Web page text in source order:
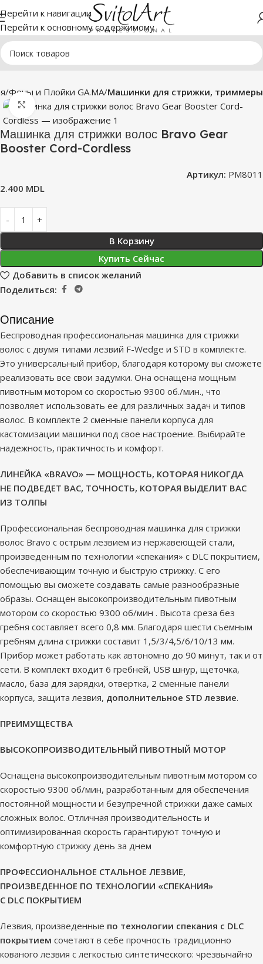
Перейти к навигации
Перейти к основному содержимому
Фены и Плойки GA.MA Машинки для стрижки, триммеры
Нажмите, чтобы увеличить
Машинка для стрижки волос Bravo Gear
Booster Cord-Cordless
Артикул: PM8011
2.400 MDL
В Корзину
Купить Сейчас
Добавить в список желаний
Поделиться:
Описание
Беспроводная профессиональная машинка для стрижки
волос с двумя типами лезвий F-Wedge и STD в комплекте.
Это универсальный прибор, благодаря которому вы сможете
реализовать все свои задумки. Она оснащена мощным
пивотным мотором со скоростью 9300 об./мин., что
позволяет использовать ее для различных задач и типов
волос. В комплекте 2 сменные панели корпуса для
кастомизации машинки под свое настроение. Выбирайте
надежность, практичность и комфорт.
ЛИНЕЙКА «BRAVO» — МОЩНОСТЬ, КОТОРАЯ НИКОГДА
НЕ ПОДВЕДЕТ ВАС, ТОЧНОСТЬ, КОТОРАЯ ВЫДЕЛИТ ВАС
ИЗ ТОЛПЫ
Профессиональная беспроводная машинка для стрижки
волос Bravo с острым лезвием из нержавеющей стали,
произведенным по технологии «спекания» с DLC покрытием,
обеспечивающим точную и быструю стрижку. С его
помощью вы сможете создавать самые разнообразные
образы. Оснащен высокопроизводительным пивотным
мотором со скоростью 9300 об/мин . Высота среза без
гребня составляет всего 0,8 мм. Благодаря шести съемным
гребням длина стрижки составит 1,5/3/4,5/6/10/13 мм.
Прибор может работать как автономно до 90 минут, так и от
сети. В комплект входит 6 гребней, USB шнур, щеточка,
масло, база для зарядки, отвертка, 2 сменные панели
корпуса, защита лезвия, дополнительное STD лезвие.
ПРЕИМУЩЕСТВА
ВЫСОКОПРОИЗВОДИТЕЛЬНЫЙ ПИВОТНЫЙ МОТОР
Оснащена высокопроизводительным пивотным мотором со
скоростью 9300 об/мин, разработанным для обеспечения
постоянной мощности и безупречной стрижки даже самых
сложных волос. Отличная производительность и
оптимизированная скорость гарантируют точную и
комфортную стрижку день за днем
ПРОФЕССИОНАЛЬНОЕ СТАЛЬНОЕ ЛЕЗВИЕ,
ПРОИЗВЕДЕННОЕ ПО ТЕХНОЛОГИИ «СПЕКАНИЯ»
С DLC ПОКРЫТИЕМ
Лезвия, произведенные по технологии спекания с DLC
покрытием сочетают в себе прочность традиционно
кованого лезвия с легкостью синтетического: чрезвычайно